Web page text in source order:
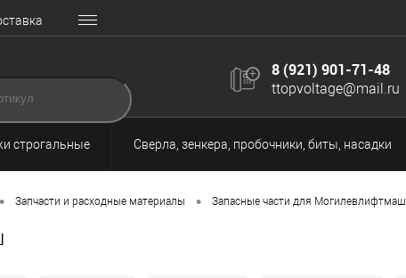
8 (921) 901-71-48
ttopvoltage@mail.ru
строгальные Сверла, зенкера, пробочники, биты, насадки
• Запчасти и расходные материалы • Запасные части для Могилевлифтмаш